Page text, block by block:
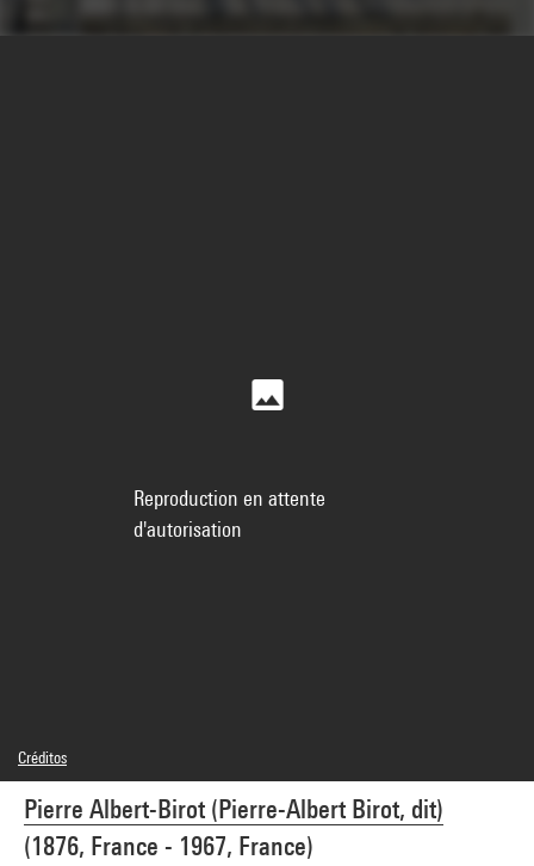
Pierre Albert-Birot (Pierre-Albert Birot, dit)
(1876, France - 1967, France)
Reproduction en attente
d'autorisation
Créditos
© Mme Joëlle Jean
Créditos fotográficos : Georges Meguerditchian - Centre Pompidou, MNAM-CCI
Referencia de la imagen : 4N06820